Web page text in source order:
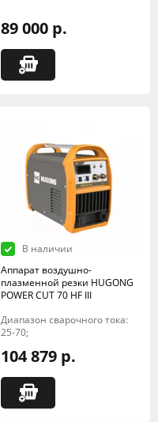
89 000 р.
В наличии
Аппарат воздушно-
плазменной резки HUGONG
POWER CUT 70 HF III
Диапазон сварочного тока:
25-70;
104 879 р.